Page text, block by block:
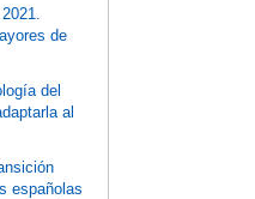
de
del
al
españolas